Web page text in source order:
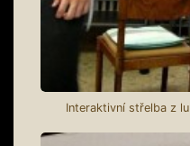
Interaktivní střelba z